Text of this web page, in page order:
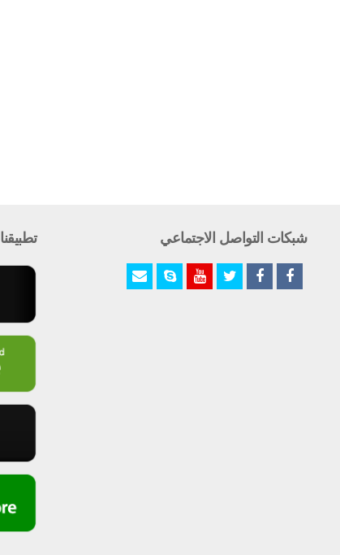
شبكات التواصل الاجتماعي تطبيقنا